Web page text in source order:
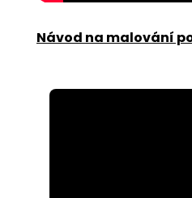
Návod na malování